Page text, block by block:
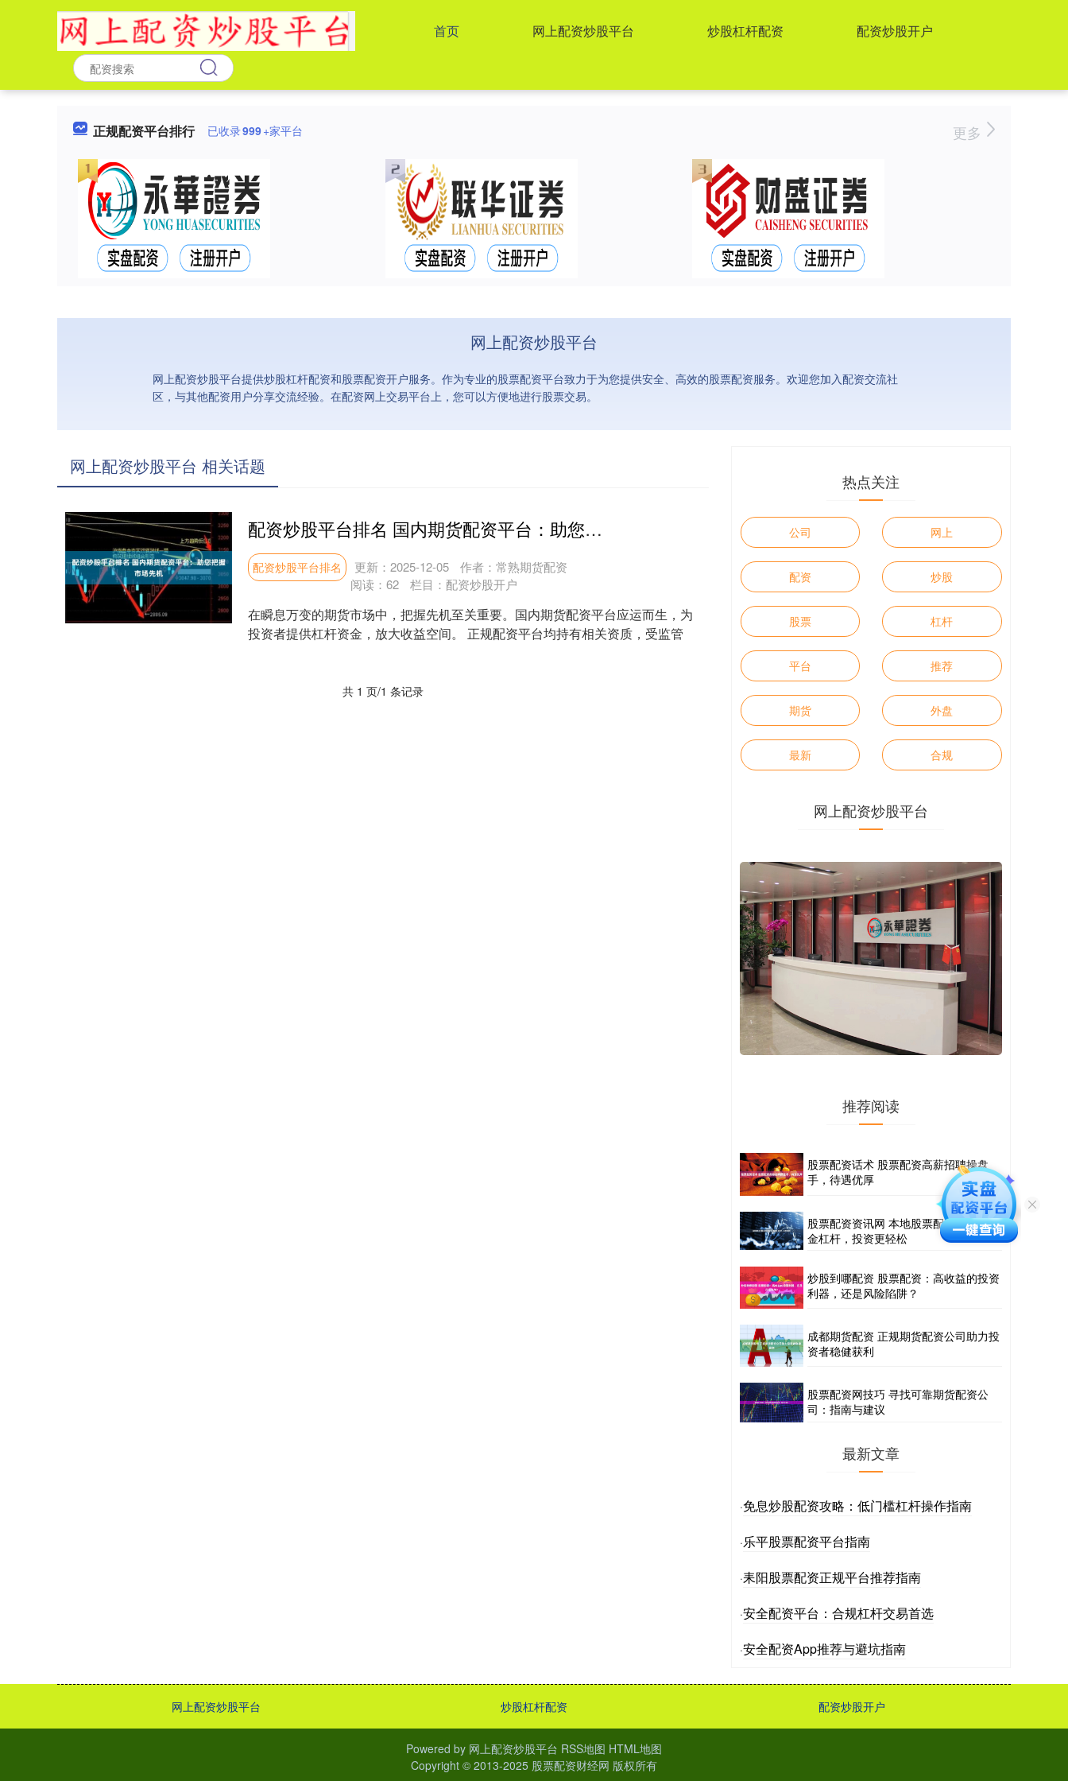
首页 网上配资炒股平台 炒股杠杆配资 配资炒股开户
正规配资平台排行 已收录999+家平台 更多
网上配资炒股平台
网上配资炒股平台提供炒股杠杆配资和股票配资开户服务。作为专业的股票配资平台致力于为您提供安全、高效的股票配资服务。欢迎您加入配资交流社
区，与其他配资用户分享交流经验。在配资网上交易平台上，您可以方便地进行股票交易。
网上配资炒股平台 相关话题
配资炒股平台排名 国内期货配资平台：助您把握市场先机
配资炒股平台排名 更新：2025-12-05
作者：常熟期货配资
阅读： 62 栏目： 配资炒股开户
在瞬息万变的期货市场中，把握先机至关重要。国内期货配资平台应运而生，为
投资者提供杠杆资金，放大收益空间。 正规配资平台均持有相关资质，受监管
共 1 页/1 条记录
热点关注
公司 网上
配资 炒股
股票 杠杆
平台 推荐
期货 外盘
最新 合规
网上配资炒股平台
推荐阅读
股票配资话术 股票配资高薪招聘操盘
手，待遇优厚
股票配资资讯网 本地股票配资：助您资
金杠杆，投资更轻松
炒股到哪配资 股票配资：高收益的投资
利器，还是风险陷阱？
成都期货配资 正规期货配资公司助力投
资者稳健获利
股票配资网技巧 寻找可靠期货配资公
司：指南与建议
最新文章
·免息炒股配资攻略：低门槛杠杆操作指南
·乐平股票配资平台指南
·耒阳股票配资正规平台推荐指南
·安全配资平台：合规杠杆交易首选
·安全配资App推荐与避坑指南
网上配资炒股平台 炒股杠杆配资 配资炒股开户
Powered by 网上配资炒股平台 RSS地图 HTML地图
Copyright © 2013-2025 股票配资财经网 版权所有